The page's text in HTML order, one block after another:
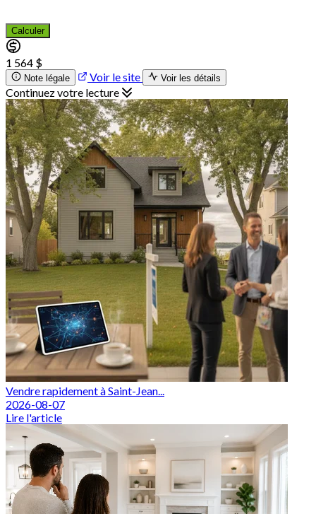
Calculer
1 564 $
Note légale Voir le site Voir les détails
Continuez votre lecture
Vendre rapidement à Saint-Jean...
2026-08-07
Lire l'article